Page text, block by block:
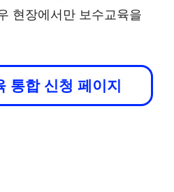
현장에서만 보수교육을
통합 신청 페이지